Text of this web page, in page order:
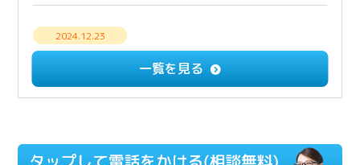
2024.12.23
【解決事例】意思疎通できない相続人との遺産分
割・成年後見手続き一覧を見る